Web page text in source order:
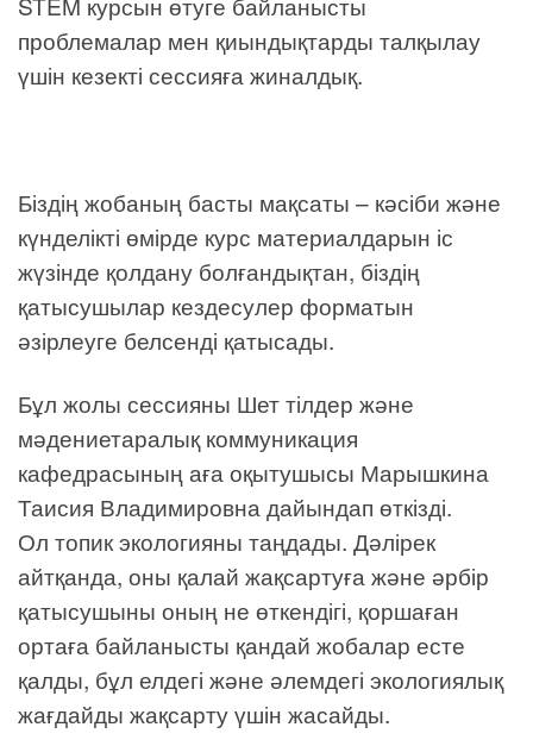
проблемалар мен қиындықтарды талқылау
үшін кезекті сессияға жиналдық.
Біздің жобаның басты мақсаты – кәсіби және
күнделікті өмірде курс материалдарын іс
жүзінде қолдану болғандықтан, біздің
қатысушылар кездесулер форматын
әзірлеуге белсенді қатысады.
Бұл жолы сессияны Шет тілдер және
мәдениетаралық коммуникация
кафедрасының аға оқытушысы Марышкина
Таисия Владимировна дайындап өткізді.
Ол топик экологияны таңдады. Дәлірек
айтқанда, оны қалай жақсартуға және әрбір
қатысушыны оның не өткендігі, қоршаған
ортаға байланысты қандай жобалар есте
қалды, бұл елдегі және әлемдегі экологиялық
жағдайды жақсарту үшін жасайды.